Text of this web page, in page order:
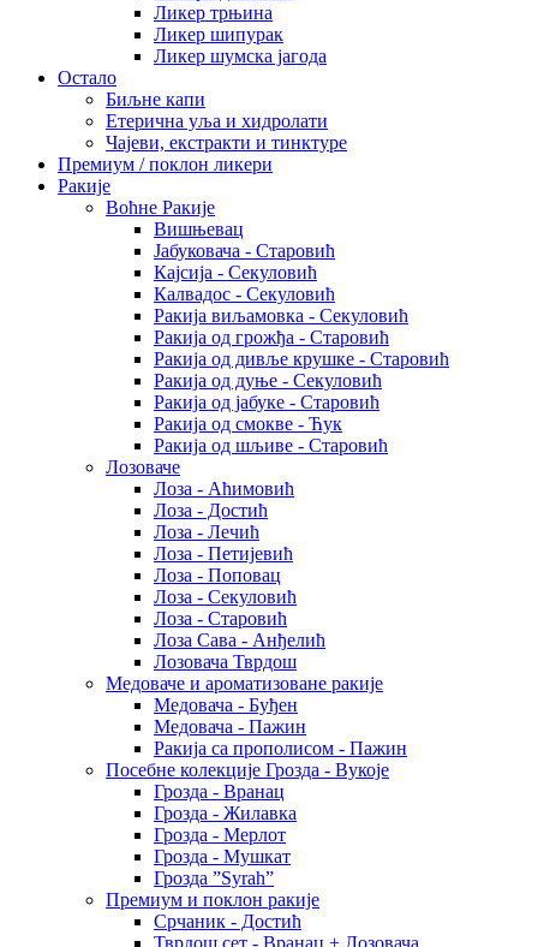
Ликер трњина
Ликер шипурак
Ликер шумска јагода
Остало
Биљне капи
Етерична уља и хидролати
Чајеви, екстракти и тинктуре
Премиум / поклон ликери
Ракије
Воћне Ракије
Вишњевац
Јабуковача - Старовић
Кајсија - Секуловић
Калвадос - Секуловић
Ракија виљамовка - Секуловић
Ракија од грожђа - Старовић
Ракија од дивље крушке - Старовић
Ракија од дуње - Секуловић
Ракија од јабуке - Старовић
Ракија од смокве - Ћук
Ракија од шљиве - Старовић
Лозоваче
Лоза - Аћимовић
Лоза - Достић
Лоза - Лечић
Лоза - Петијевић
Лоза - Поповац
Лоза - Секуловић
Лоза - Старовић
Лоза Сава - Анђелић
Лозовача Тврдош
Медоваче и ароматизоване ракије
Медовача - Буђен
Медовача - Пажин
Ракија са прополисом - Пажин
Посебне колекције Грозда - Вукоје
Грозда - Вранац
Грозда - Жилавка
Грозда - Мерлот
Грозда - Мушкат
Грозда ”Syrah”
Премиум и поклон ракије
Срчаник - Достић